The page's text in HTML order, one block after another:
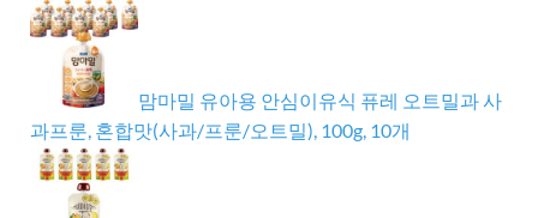
맘마밀 유아용 안심이유식 퓨레 오트밀과 사
과프룬, 혼합맛(사과/프룬/오트밀), 100g, 10개